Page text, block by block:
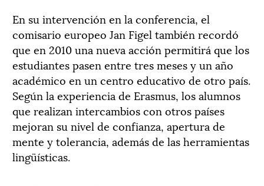
En su intervención en la conferencia, el
comisario europeo Jan Figel también recordó
que en 2010 una nueva acción permitirá que los
estudiantes pasen entre tres meses y un año
académico en un centro educativo de otro país.
Según la experiencia de Erasmus, los alumnos
que realizan intercambios con otros países
mejoran su nivel de confianza, apertura de
mente y tolerancia, además de las herramientas
lingüísticas.